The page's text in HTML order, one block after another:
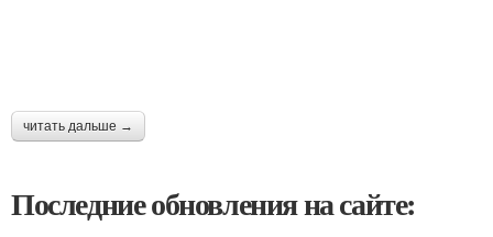
читать дальше →
Последние обновления на сайте: